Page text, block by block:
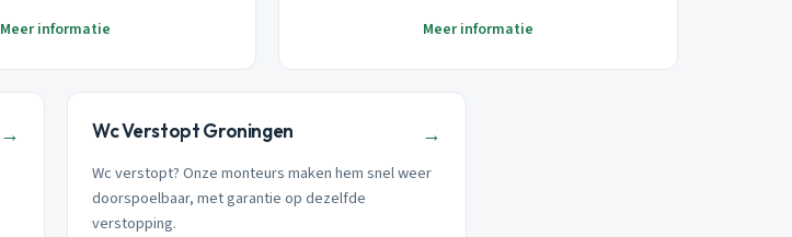
Meer informatie Meer informatie
→ Wc Verstopt Groningen →
Wc verstopt? Onze monteurs maken hem snel weer
doorspoelbaar, met garantie op dezelfde
verstopping.